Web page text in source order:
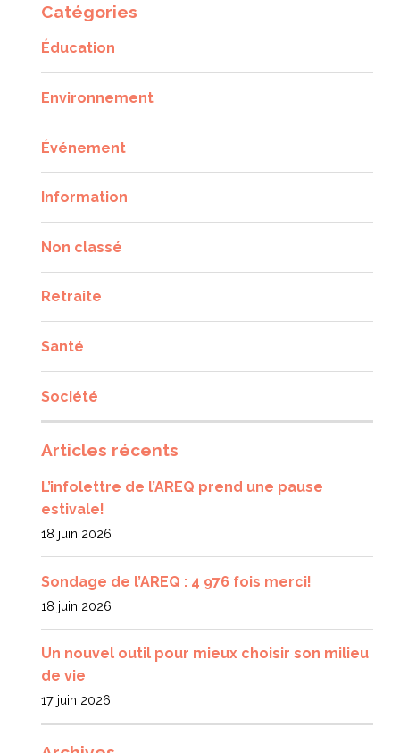
Catégories
Éducation
Environnement
Événement
Information
Non classé
Retraite
Santé
Société
Articles récents
L’infolettre de l’AREQ prend une pause
estivale!
18 juin 2026
Sondage de l’AREQ : 4 976 fois merci!
18 juin 2026
Un nouvel outil pour mieux choisir son milieu
de vie
17 juin 2026